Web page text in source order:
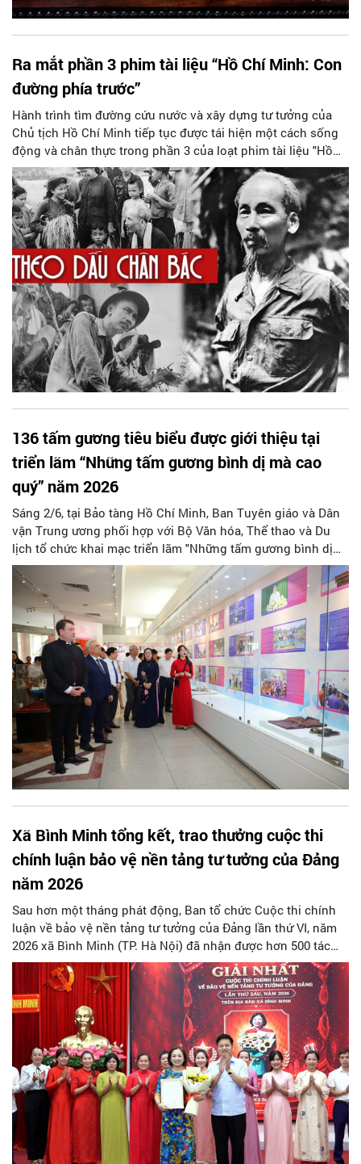
Ra mắt phần 3 phim tài liệu “Hồ Chí Minh: Con
đường phía trước”
Hành trình tìm đường cứu nước và xây dựng tư tưởng của
Chủ tịch Hồ Chí Minh tiếp tục được tái hiện một cách sống
động và chân thực trong phần 3 của loạt phim tài liệu "Hồ
Chí Minh - Con đường phía trước".
136 tấm gương tiêu biểu được giới thiệu tại
triển lãm “Những tấm gương bình dị mà cao
quý” năm 2026
Sáng 2/6, tại Bảo tàng Hồ Chí Minh, Ban Tuyên giáo và Dân
vận Trung ương phối hợp với Bộ Văn hóa, Thể thao và Du
lịch tổ chức khai mạc triển lãm "Những tấm gương bình dị
mà cao quý" năm 2026 nhân dịp kỷ niệm 136 năm Ngày sinh
Chủ tịch Hồ Chí Minh (19/5/1890 - 19/5/2026), 115 năm Ngày
Bác Hồ ra đi tìm đường cứu nước (5/6/1911 - 5/6/2026) và
tổng kết 10 năm thực hiện Chỉ thị số 05-CT/TW của Bộ Chính
trị về đẩy mạnh học tập và làm theo tư tưởng, đạo đức,
phong cách Hồ Chí Minh.
Xã Bình Minh tổng kết, trao thưởng cuộc thi
chính luận bảo vệ nền tảng tư tưởng của Đảng
năm 2026
Sau hơn một tháng phát động, Ban tổ chức Cuộc thi chính
luận về bảo vệ nền tảng tư tưởng của Đảng lần thứ VI, năm
2026 xã Bình Minh (TP. Hà Nội) đã nhận được hơn 500 tác
phẩm tham gia từ 33 cơ quan, đơn vị trên địa bàn xã tham
gia, góp phần nâng cao nhận thức, trách nhiệm của cán bộ,
đảng viên và Nhân dân trong công tác bảo vệ nền tảng tư
tưởng của Đảng.